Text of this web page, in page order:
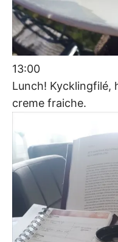
13:00
Lunch! Kycklingfilé,
creme fraiche.